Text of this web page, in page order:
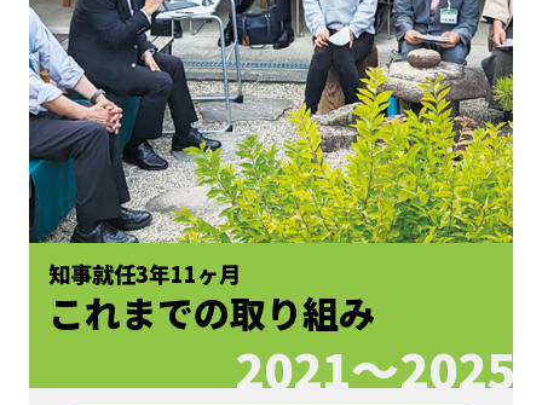
知事就任3年11ヶ月
これまでの取り組み
2021〜2025